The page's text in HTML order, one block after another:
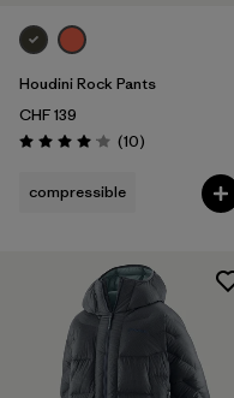
Houdini Rock Pants
CHF 139
Évaluation: 4.1 / 5
(10Avis
)
compressible